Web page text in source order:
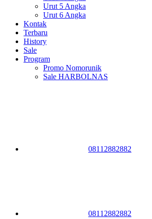
Urut 5 Angka
Urut 6 Angka
Kontak
Terbaru
History
Sale
Program
Promo Nomorunik
Sale HARBOLNAS
08112882882
08112882882